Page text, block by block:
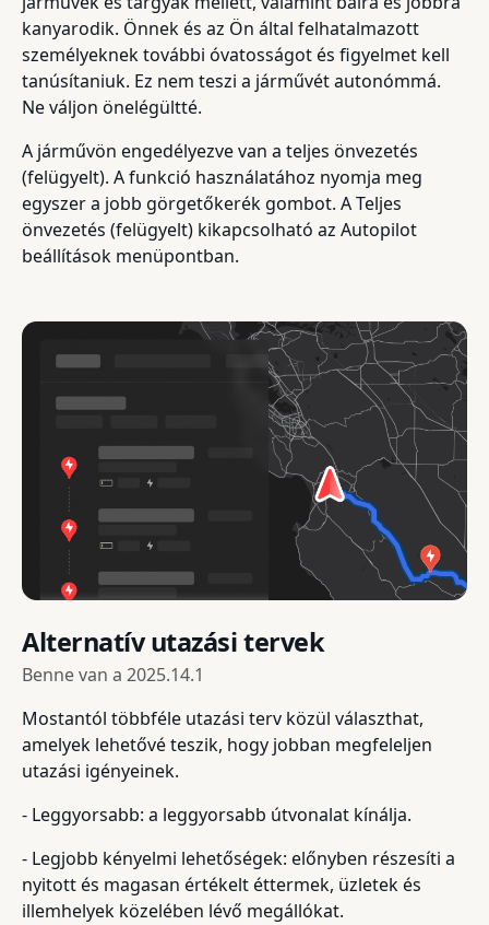
kanyarodik. Önnek és az Ön által felhatalmazott
személyeknek további óvatosságot és figyelmet kell
tanúsítaniuk. Ez nem teszi a járművét autonómmá.
Ne váljon önelégültté.
A járművön engedélyezve van a teljes önvezetés
(felügyelt). A funkció használatához nyomja meg
egyszer a jobb görgetőkerék gombot. A Teljes
önvezetés (felügyelt) kikapcsolható az Autopilot
beállítások menüpontban.
Alternatív utazási tervek
Benne van a 2025.14.1
Mostantól többféle utazási terv közül választhat,
amelyek lehetővé teszik, hogy jobban megfeleljen
utazási igényeinek.
- Leggyorsabb: a leggyorsabb útvonalat kínálja.
- Legjobb kényelmi lehetőségek: előnyben részesíti a
nyitott és magasan értékelt éttermek, üzletek és
illemhelyek közelében lévő megállókat.